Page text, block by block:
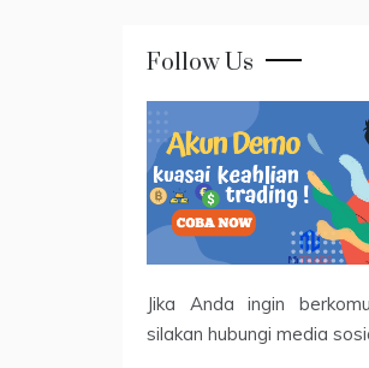
Follow Us
Jika Anda ingin
silakan hubungi media